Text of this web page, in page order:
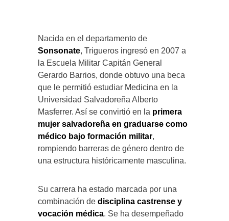
Nacida en el departamento de
Sonsonate, Trigueros ingresó en 2007 a
la Escuela Militar Capitán General
Gerardo Barrios, donde obtuvo una beca
que le permitió estudiar Medicina en la
Universidad Salvadoreña Alberto
Masferrer. Así se convirtió en la primera
mujer salvadoreña en graduarse como
médico bajo formación militar,
rompiendo barreras de género dentro de
una estructura históricamente masculina.
Su carrera ha estado marcada por una
combinación de disciplina castrense y
vocación médica. Se ha desempeñado